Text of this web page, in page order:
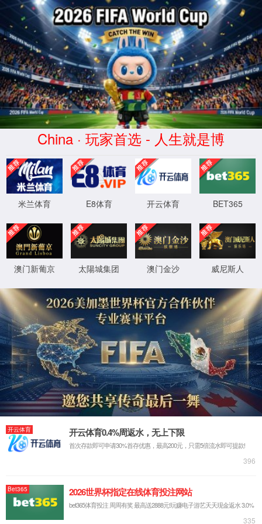
WTS-WAF拦截详情
出现该页面的原因:
1.你的请求是黑客攻击
2.你的请求合法但触发了安全规则,请提交问题反馈
XML 地图